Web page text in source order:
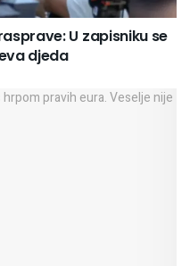
U zapisniku se
djeda